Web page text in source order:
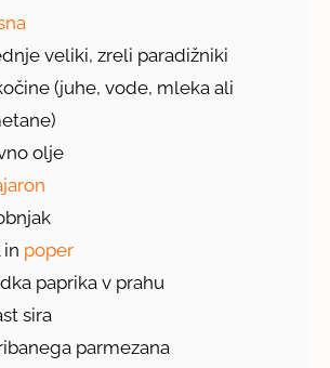
veliki, zreli paradižniki
(juhe, vode, mleka ali
olje
in poper
paprika v prahu
sira
parmezana